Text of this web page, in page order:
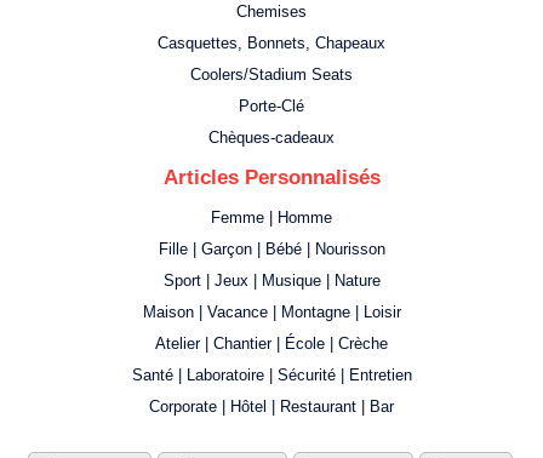
Chemises
Casquettes, Bonnets, Chapeaux
Coolers/Stadium Seats
Porte-Clé
Chèques-cadeaux
Articles Personnalisés
Femme | Homme
Fille | Garçon | Bébé | Nourisson
Sport | Jeux | Musique | Nature
Maison | Vacance | Montagne | Loisir
Atelier | Chantier | École | Crèche
Santé | Laboratoire | Sécurité | Entretien
Corporate | Hôtel | Restaurant | Bar